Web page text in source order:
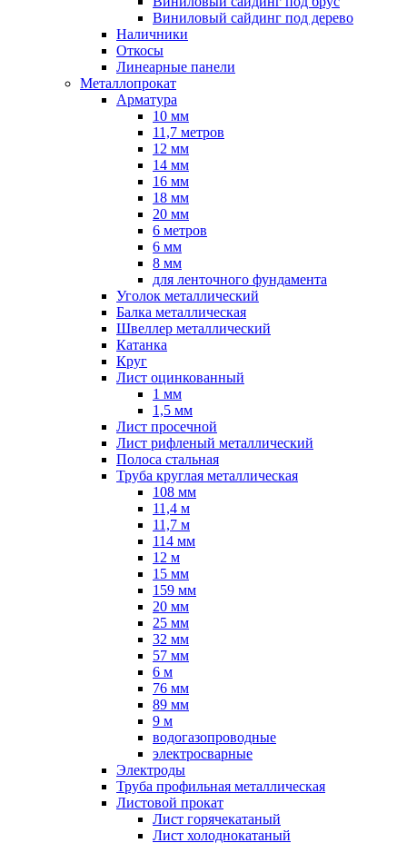
Виниловый сайдинг под дерево
Наличники
Откосы
Линеарные панели
Металлопрокат
Арматура
10 мм
11,7 метров
12 мм
14 мм
16 мм
18 мм
20 мм
6 метров
6 мм
8 мм
для ленточного фундамента
Уголок металлический
Балка металлическая
Швеллер металлический
Катанка
Круг
Лист оцинкованный
1 мм
1,5 мм
Лист просечной
Лист рифленый металлический
Полоса стальная
Труба круглая металлическая
108 мм
11,4 м
11,7 м
114 мм
12 м
15 мм
159 мм
20 мм
25 мм
32 мм
57 мм
6 м
76 мм
89 мм
9 м
водогазопроводные
электросварные
Электроды
Труба профильная металлическая
Листовой прокат
Лист горячекатаный
Лист холоднокатаный